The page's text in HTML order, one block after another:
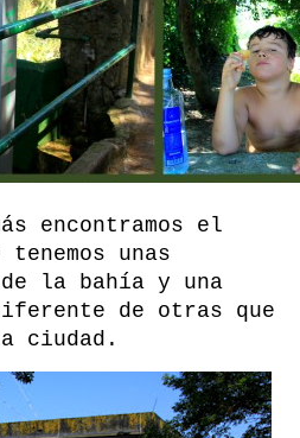
encontramos el
unas
la bahía y una
de otras que
ciudad.